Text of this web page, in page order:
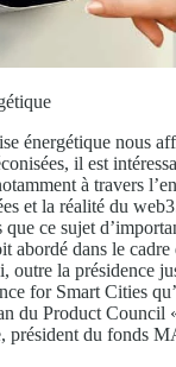
énergétique nous
il est
à travers
et la réalité du
ce sujet
abordé dans le cadre
outre la présidence
for Smart Cities
du Product Council
président du fonds